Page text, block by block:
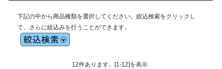
下記の中から商品種類を選択してください。絞込検索をクリックし
て、さらに絞込みを行うことができます。
12件あります。[1-12]を表示